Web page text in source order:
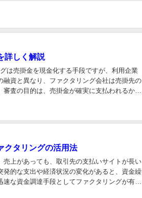
詳しく解説
は売掛金を現金化する手段ですが、利用企業
資と異なり、ファクタリング会社は売掛先の
査の目的は、売掛金が確実に支払われるかを
クタリングの活用法
上があっても、取引先の支払いサイトが長い
的な支出や経済状況の変化があると、資金繰
な資金調達手段としてファクタリングが有効